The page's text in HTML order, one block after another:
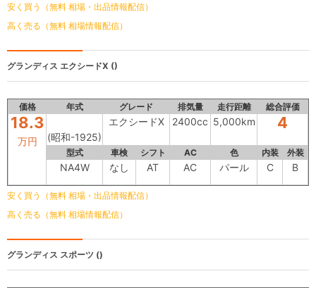
安く買う（無料 相場・出品情報配信）
高く売る（無料 相場情報配信）
グランディス エクシードX ()
価格 年式 グレード 排気量 走行距離 総合評価
18.3
万円 (昭和-1925)
エクシードX 2400cc 5,000km 4
型式 車検 シフト AC 色 内装 外装
NA4W なし AT AC パール C B
安く買う（無料 相場・出品情報配信）
高く売る（無料 相場情報配信）
グランディス スポーツ ()